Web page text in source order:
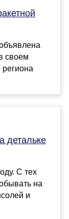
своем
детальке
С тех
на
и